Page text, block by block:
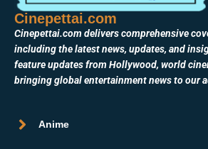
Cinepettai.com
Cinepettai.com delivers comprehensive
including the latest news, updates, and
feature updates from Hollywood, world
bringing global entertainment news to our
Anime